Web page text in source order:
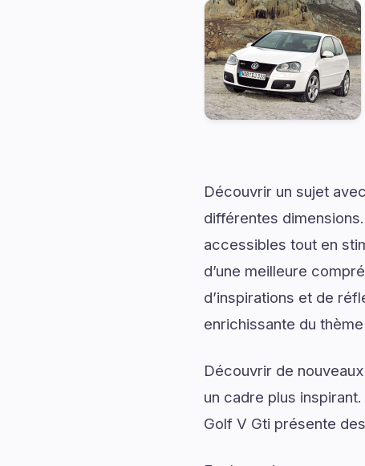
Découvrir un sujet
différentes
accessibles tout en
d’une meilleure
d’inspirations et de
enrichissante du
Découvrir de
un cadre plus
Golf V Gti présente